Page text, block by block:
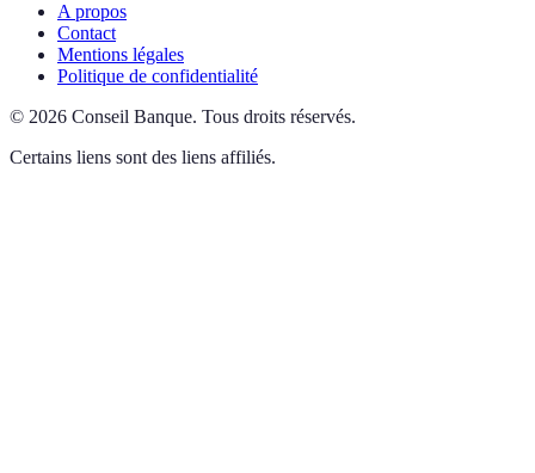
A propos
Contact
Mentions légales
Politique de confidentialité
© 2026 Conseil Banque. Tous droits réservés.
Certains liens sont des liens affiliés.